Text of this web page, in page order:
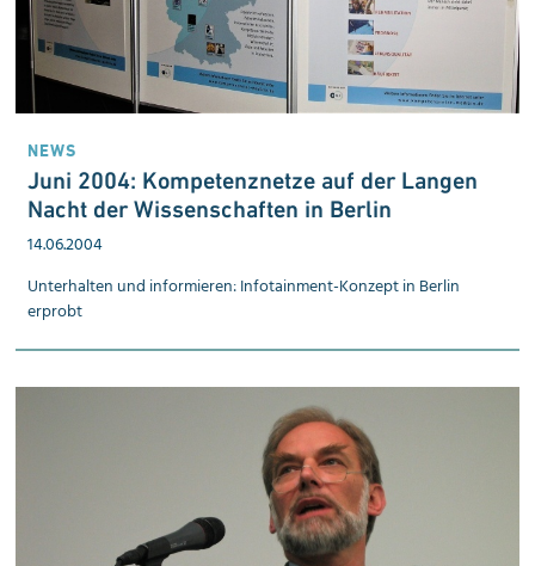
NEWS
Juni 2004: Kompetenz­netze auf der Lan­gen
Nacht der Wis­sen­schaf­ten in Ber­lin
14.06.2004
Unterhalten und informieren: Infotainment-Konzept in Berlin
erprobt